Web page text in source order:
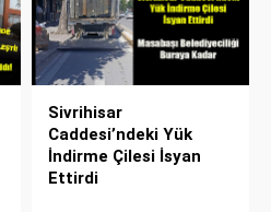
Sivrihisar
Caddesi’ndeki Yük
İndirme Çilesi İsyan
Ettirdi